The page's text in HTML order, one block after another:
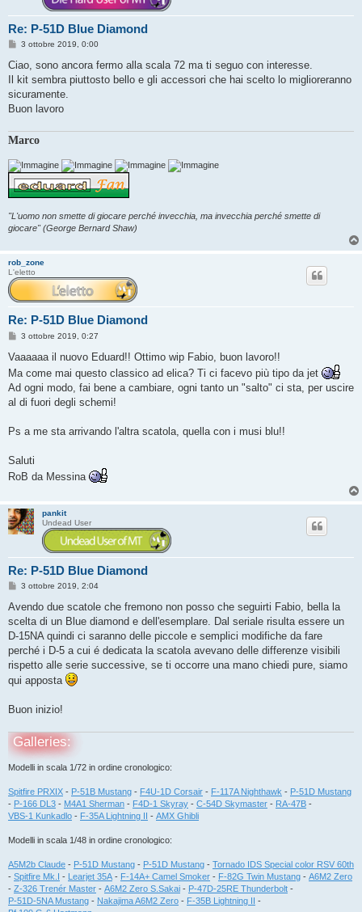
Re: P-51D Blue Diamond
M
s
a
g
i
3 ottobre 2019, 0:00
Ciao, sono ancora fermo alla scala 72 ma ti seguo con interesse.
Il kit sembra piuttosto bello e gli accessori che hai scelto lo miglioreranno
sicuramente.
Buon lavoro
Marco
"L'uomo non smette di giocare perché invecchia, ma invecchia perché smette di
giocare" (George Bernard Shaw)
rob_zone
L'eletto
Re: P-51D Blue Diamond
M
s
a
g
g
3 ottobre 2019, 0:27
Vaaaaaa il nuovo Eduard!! Ottimo wip Fabio, buon lavoro!!
Ma come mai questo classico ad elica? Ti ci facevo più tipo da jet
Ad ogni modo, fai bene a cambiare, ogni tanto un "salto" ci sta, per uscire
al di fuori degli schemi!
Ps a me sta arrivando l'altra scatola, quella con i musi blu!!
Saluti
RoB da Messina
pankit
Undead User
Re: P-51D Blue Diamond
M
s
a
g
i
o
3 ottobre 2019, 2:04
Avendo due scatole che fremono non posso che seguirti Fabio, bella la
scelta di un Blue diamond e dell'esemplare. Dal seriale risulta essere un
D-15NA quindi ci saranno delle piccole e semplici modifiche da fare
perché i D-5 a cui é dedicata la scatola avevano delle differenze visibili
rispetto alle serie successive, se ti occorre una mano chiedi pure, siamo
qui apposta
Buon inizio!
Galleries:
Modelli in scala 1/72 in ordine cronologico:
Spitfire PRXIX - P-51B Mustang - F4U-1D Corsair - F-117A Nighthawk - P-51D Mustang
- P-166 DL3 - M4A1 Sherman - F4D-1 Skyray - C-54D Skymaster - RA-47B -
VBS-1 Kunkadlo - F-35A Lightning II - AMX Ghibli
Modelli in scala 1/48 in ordine cronologico:
A5M2b Claude - P-51D Mustang - P-51D Mustang - Tornado IDS Special color RSV 60th
- Spitfire Mk.I - Learjet 35A - F-14A+ Camel Smoker - F-82G Twin Mustang - A6M2 Zero
- Z-326 Trenér Master - A6M2 Zero S.Sakai - P-47D-25RE Thunderbolt -
P-51D-5NA Mustang - Nakajima A6M2 Zero - F-35B Lightning II -